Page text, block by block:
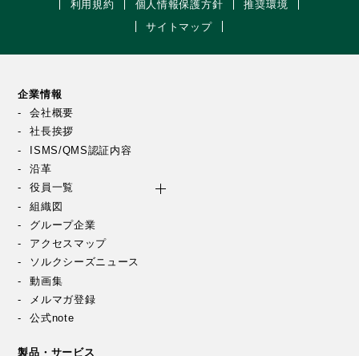
利用規約
個人情報保護方針
推奨環境
サイトマップ
企業情報
会社概要
社長挨拶
ISMS/QMS認証内容
沿革
役員一覧
組織図
グループ企業
アクセスマップ
ソルクシーズニュース
動画集
メルマガ登録
公式note
製品・サービス